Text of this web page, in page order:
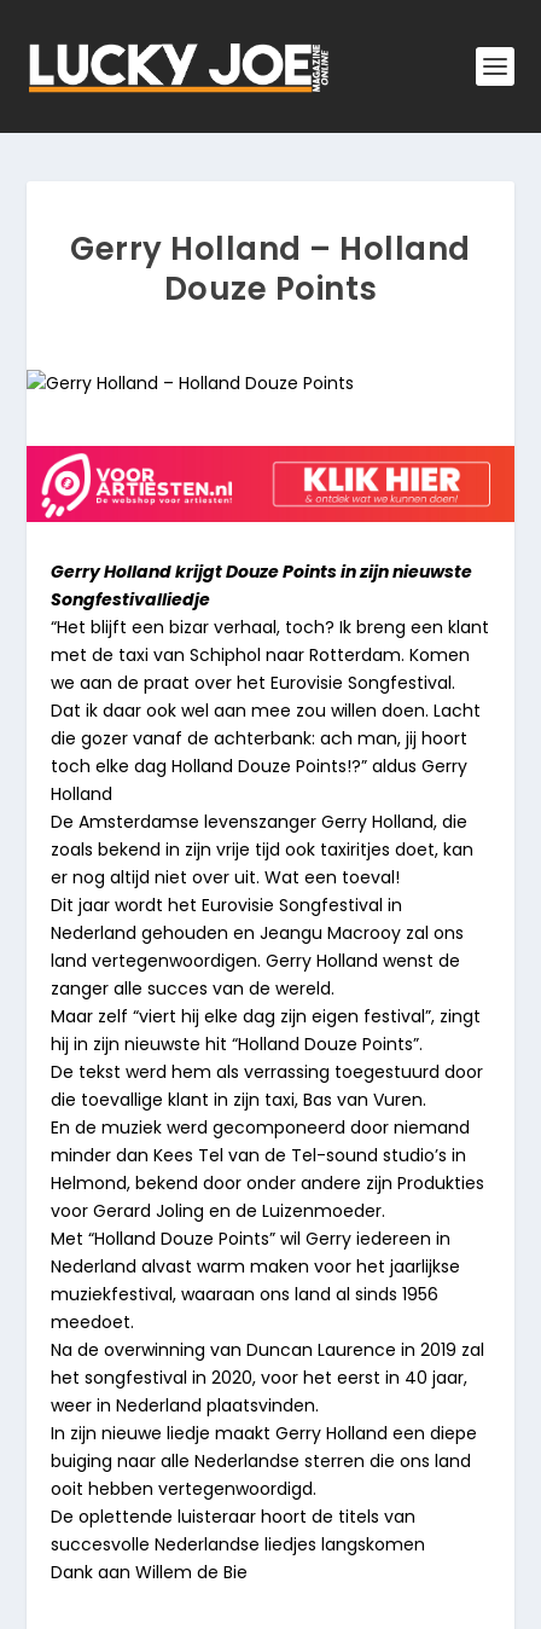
Gerry Holland – Holland
Douze Points
Gerry Holland krijgt Douze Points in zijn nieuwste
Songfestivalliedje
“Het blijft een bizar verhaal, toch? Ik breng een klant
met de taxi van Schiphol naar Rotterdam. Komen
we aan de praat over het Eurovisie Songfestival.
Dat ik daar ook wel aan mee zou willen doen. Lacht
die gozer vanaf de achterbank: ach man, jij hoort
toch elke dag Holland Douze Points!?” aldus Gerry
Holland
De Amsterdamse levenszanger Gerry Holland, die
zoals bekend in zijn vrije tijd ook taxiritjes doet, kan
er nog altijd niet over uit. Wat een toeval!
Dit jaar wordt het Eurovisie Songfestival in
Nederland gehouden en Jeangu Macrooy zal ons
land vertegenwoordigen. Gerry Holland wenst de
zanger alle succes van de wereld.
Maar zelf “viert hij elke dag zijn eigen festival”, zingt
hij in zijn nieuwste hit “Holland Douze Points”.
De tekst werd hem als verrassing toegestuurd door
die toevallige klant in zijn taxi, Bas van Vuren.
En de muziek werd gecomponeerd door niemand
minder dan Kees Tel van de Tel-sound studio’s in
Helmond, bekend door onder andere zijn Produkties
voor Gerard Joling en de Luizenmoeder.
Met “Holland Douze Points” wil Gerry iedereen in
Nederland alvast warm maken voor het jaarlijkse
muziekfestival, waaraan ons land al sinds 1956
meedoet.
Na de overwinning van Duncan Laurence in 2019 zal
het songfestival in 2020, voor het eerst in 40 jaar,
weer in Nederland plaatsvinden.
In zijn nieuwe liedje maakt Gerry Holland een diepe
buiging naar alle Nederlandse sterren die ons land
ooit hebben vertegenwoordigd.
De oplettende luisteraar hoort de titels van
succesvolle Nederlandse liedjes langskomen
Dank aan Willem de Bie